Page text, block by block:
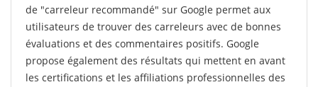
de "carreleur recommandé" sur Google permet aux
utilisateurs de trouver des carreleurs avec de bonnes
évaluations et des commentaires positifs. Google
propose également des résultats qui mettent en avant
les certifications et les affiliations professionnelles des